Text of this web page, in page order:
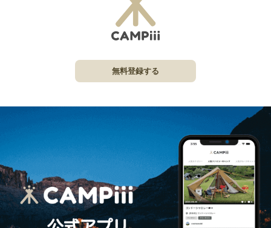
無料登録する